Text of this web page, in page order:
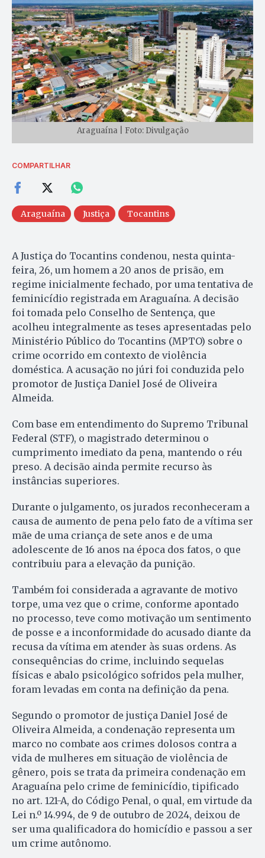
Araguaína | Foto: Divulgação
COMPARTILHAR
Araguaína Justiça Tocantins
A Justiça do Tocantins condenou, nesta quinta-
feira, 26, um homem a 20 anos de prisão, em
regime inicialmente fechado, por uma tentativa de
feminicídio registrada em Araguaína. A decisão
foi tomada pelo Conselho de Sentença, que
acolheu integralmente as teses apresentadas pelo
Ministério Público do Tocantins (MPTO) sobre o
crime ocorrido em contexto de violência
doméstica. A acusação no júri foi conduzida pelo
promotor de Justiça Daniel José de Oliveira
Almeida.
Com base em entendimento do Supremo Tribunal
Federal (STF), o magistrado determinou o
cumprimento imediato da pena, mantendo o réu
preso. A decisão ainda permite recurso às
instâncias superiores.
Durante o julgamento, os jurados reconheceram a
causa de aumento de pena pelo fato de a vítima ser
mãe de uma criança de sete anos e de uma
adolescente de 16 anos na época dos fatos, o que
contribuiu para a elevação da punição.
Também foi considerada a agravante de motivo
torpe, uma vez que o crime, conforme apontado
no processo, teve como motivação um sentimento
de posse e a inconformidade do acusado diante da
recusa da vítima em atender às suas ordens. As
consequências do crime, incluindo sequelas
físicas e abalo psicológico sofridos pela mulher,
foram levadas em conta na definição da pena.
Segundo o promotor de justiça Daniel José de
Oliveira Almeida, a condenação representa um
marco no combate aos crimes dolosos contra a
vida de mulheres em situação de violência de
gênero, pois se trata da primeira condenação em
Araguaína pelo crime de feminicídio, tipificado
no art. 121-A, do Código Penal, o qual, em virtude da
Lei n.º 14.994, de 9 de outubro de 2024, deixou de
ser uma qualificadora do homicídio e passou a ser
um crime autônomo.